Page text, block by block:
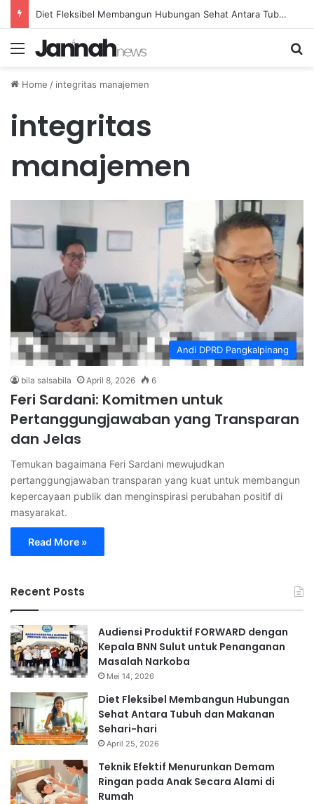
Diet Fleksibel Membangun Hubungan Sehat Antara Tubuh dan Makanan Sehari-hari
Menu
Home / integritas manajemen
integritas
manajemen
Andi DPRD Pangkalpinang
bila salsabila April 8, 2026 6
Feri Sardani: Komitmen untuk
Pertanggungjawaban yang Transparan
dan Jelas
Temukan bagaimana Feri Sardani mewujudkan
pertanggungjawaban transparan yang kuat untuk membangun
kepercayaan publik dan menginspirasi perubahan positif di
masyarakat.
Read More »
Recent Posts
Audiensi Produktif FORWARD dengan
Kepala BNN Sulut untuk Penanganan
Masalah Narkoba
Mei 14, 2026
Diet Fleksibel Membangun Hubungan
Sehat Antara Tubuh dan Makanan
Sehari-hari
April 25, 2026
Teknik Efektif Menurunkan Demam
Ringan pada Anak Secara Alami di
Rumah